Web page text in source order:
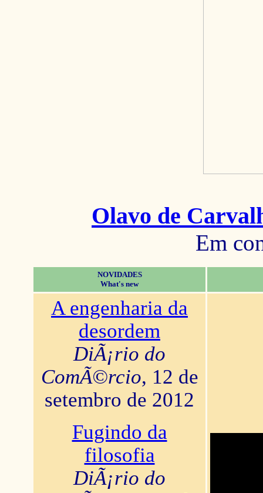
Olavo de
Em
NOVIDADES
What's new
A engenharia da
desordem
DiÃ¡rio do
ComÃ©rcio, 12 de
setembro de 2012
Fugindo da
filosofia
DiÃ¡rio do